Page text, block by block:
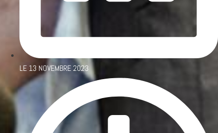
LE 13 NOVEMBRE 2023